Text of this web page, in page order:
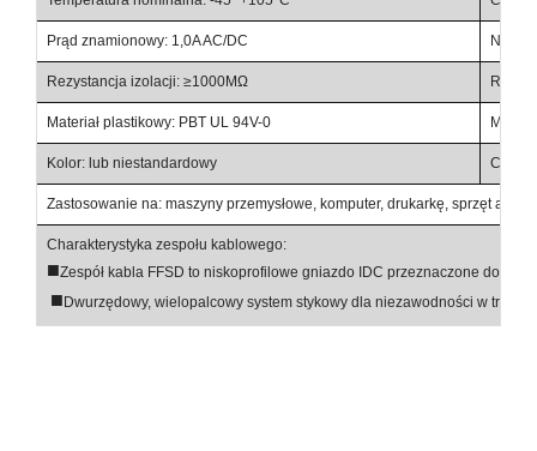
Prąd znamionowy: 1,0A AC/DC
Rezystancja izolacji: ≥1000MΩ
Materiał plastikowy: PBT UL 94V-0
Kolor: lub niestandardowy
Zastosowanie na: maszyny przemysłowe, komputer, drukarkę, sprzęt
Charakterystyka zespołu kablowego:
■Zespół kabla FFSD to niskoprofilowe gniazdo IDC przeznaczone do
■Dwurzędowy, wielopalcowy system stykowy dla niezawodności w